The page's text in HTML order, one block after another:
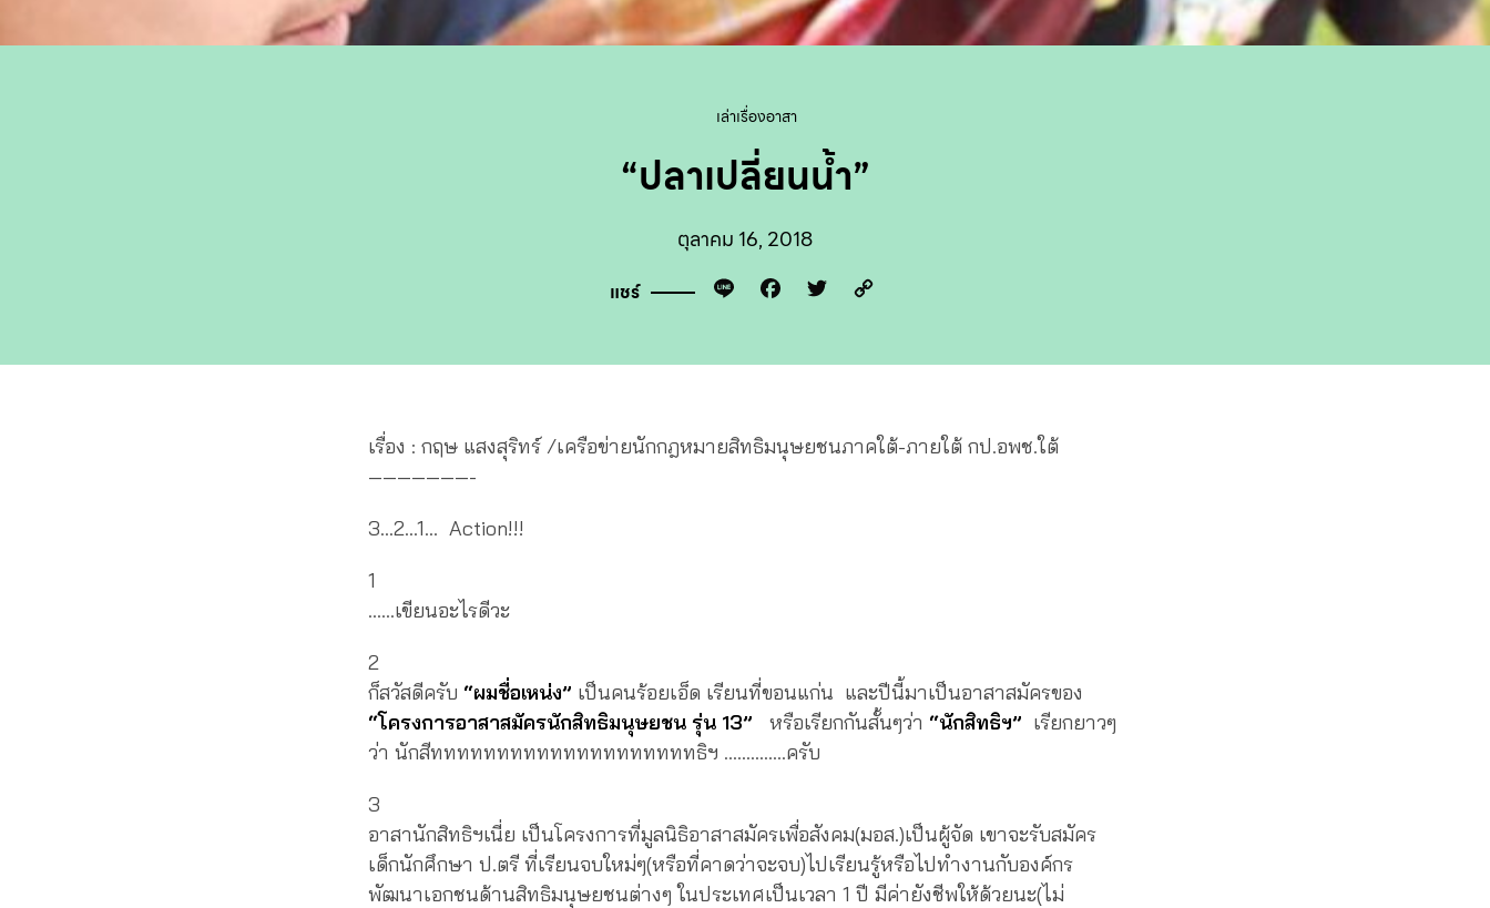
เล่าเรื่องอาสา
“ปลาเปลี่ยนน้ำ”
ตุลาคม 16, 2018
แชร์ Line Facebook
Twitter
เรื่อง : กฤษ แสงสุริทร์ /เครือข่ายนักกฎหมายสิทธิมนุษยชนภาคใต้-ภายใต้ กป.อพช.ใต้
———————-
3…2…1… Action!!!
1
……เขียนอะไรดีวะ
2
ก็สวัสดีครับ “ผมชื่อเหน่ง” เป็นคนร้อยเอ็ด เรียนที่ขอนแก่น และปีนี้มาเป็นอาสาสมัครของ
“โครงการอาสาสมัครนักสิทธิมนุษยชน รุ่น 13” หรือเรียกกันสั้นๆว่า “นักสิทธิฯ” เรียกยาวๆ
ว่า นักสีททททททททททททททททททททธิฯ …………..ครับ
3
อาสานักสิทธิฯเนี่ย เป็นโครงการที่มูลนิธิอาสาสมัครเพื่อสังคม(มอส.)เป็นผู้จัด เขาจะรับสมัคร
เด็กนักศึกษา ป.ตรี ที่เรียนจบใหม่ๆ(หรือที่คาดว่าจะจบ)ไปเรียนรู้หรือไปทำงานกับองค์กร
พัฒนาเอกชนด้านสิทธิมนุษยชนต่างๆ ในประเทศเป็นเวลา 1 ปี มีค่ายังชีพให้ด้วยนะ(ไม่